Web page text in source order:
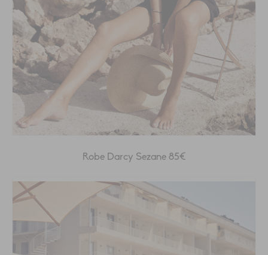
Robe Darcy Sezane 85€